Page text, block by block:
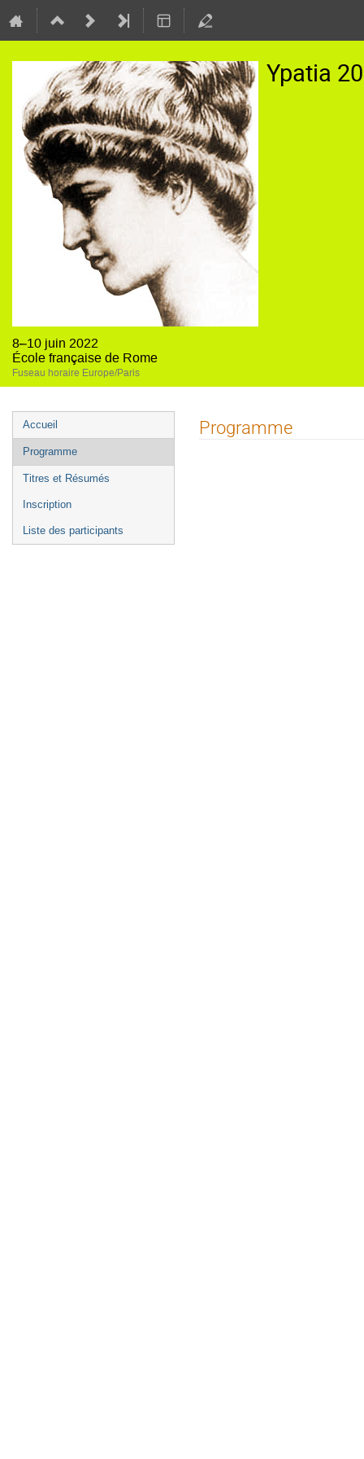
Ypatia
8–10 juin 2022
École française de Rome
Fuseau horaire Europe/Paris
Menu
de
l'événement
Accueil
Programme
Titres et Résumés
Inscription
Liste des participants
Programme